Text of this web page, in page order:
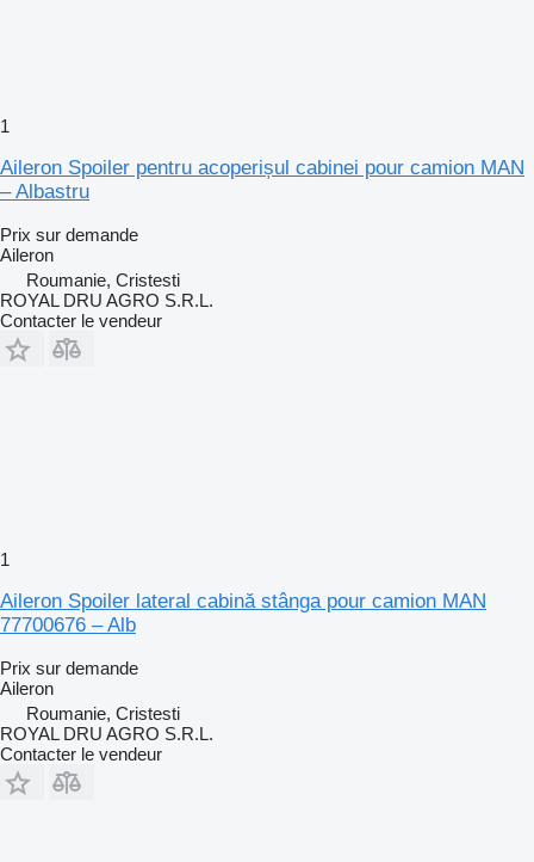
1
Aileron Spoiler pentru acoperișul cabinei pour camion MAN
– Albastru
Prix sur demande
Aileron
Roumanie, Cristesti
ROYAL DRU AGRO S.R.L.
Contacter le vendeur
1
Aileron Spoiler lateral cabină stânga pour camion MAN
77700676 – Alb
Prix sur demande
Aileron
Roumanie, Cristesti
ROYAL DRU AGRO S.R.L.
Contacter le vendeur